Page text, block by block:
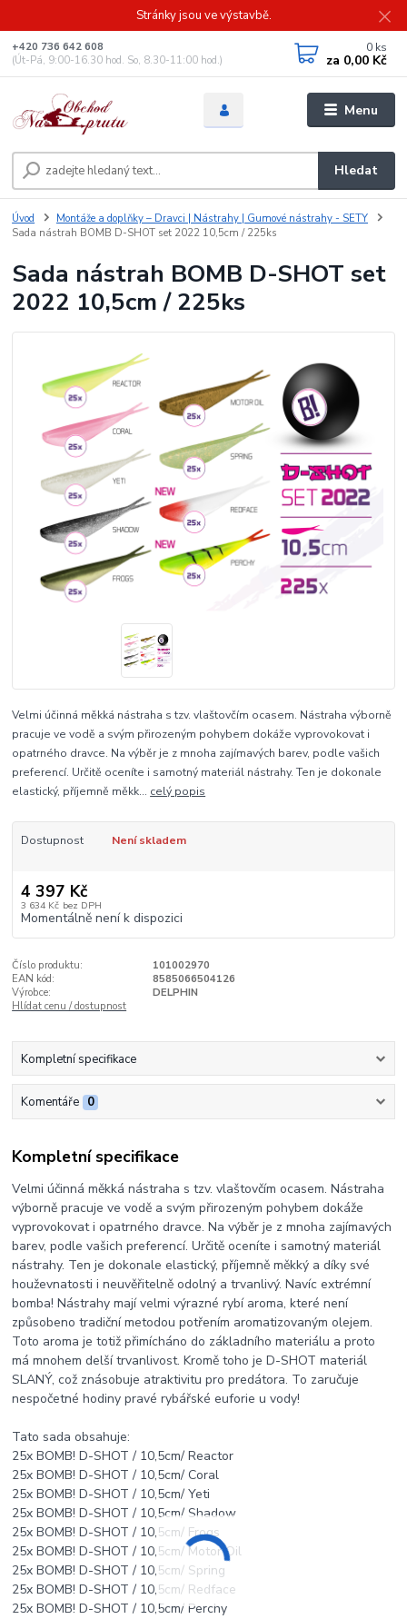
Stránky jsou ve výstavbě.
Menu
Hledat
+420 736 642 608
(Út-Pá, 9:00-16.30 hod. So, 8.30-11:00 hod.)
0 ks
za 0,00 Kč
Úvod
Montáže a doplňky – Dravci | Nástrahy | Gumové nástrahy - SETY
Sada nástrah BOMB D-SHOT set 2022 10,5cm / 225ks
Sada nástrah BOMB D-SHOT set
2022 10,5cm / 225ks
Velmi účinná měkká nástraha s tzv. vlaštovčím ocasem. Nástraha výborně
pracuje ve vodě a svým přirozeným pohybem dokáže vyprovokovat i
opatrného dravce. Na výběr je z mnoha zajímavých barev, podle vašich
preferencí. Určitě oceníte i samotný materiál nástrahy. Ten je dokonale
elastický, příjemně měkk... celý popis
Dostupnost Není skladem
4 397 Kč
3 634 Kč bez DPH
Momentálně není k dispozici
Číslo produktu:
101002970
EAN kód:
8585066504126
Výrobce:
DELPHIN
Hlídat cenu / dostupnost
Kompletní specifikace
Komentáře 0
Kompletní specifikace
Velmi účinná měkká nástraha s tzv. vlaštovčím ocasem. Nástraha
výborně pracuje ve vodě a svým přirozeným pohybem dokáže
vyprovokovat i opatrného dravce. Na výběr je z mnoha zajímavých
barev, podle vašich preferencí. Určitě oceníte i samotný materiál
nástrahy. Ten je dokonale elastický, příjemně měkký a díky své
houževnatosti i neuvěřitelně odolný a trvanlivý. Navíc extrémní
bomba! Nástrahy mají velmi výrazné rybí aroma, které není
způsobeno tradiční metodou potřením aromatizovaným olejem.
Toto aroma je totiž přimícháno do základního materiálu a proto
má mnohem delší trvanlivost. Kromě toho je D-SHOT materiál
SLANÝ, což znásobuje atraktivitu pro predátora. To zaručuje
nespočetné hodiny pravé rybářské euforie u vody!
Tato sada obsahuje:
25x BOMB! D-SHOT / 10,5cm/ Reactor
25x BOMB! D-SHOT / 10,5cm/ Coral
25x BOMB! D-SHOT / 10,5cm/ Yeti
25x BOMB! D-SHOT / 10,5cm/ Shadow
25x BOMB! D-SHOT / 10,5cm/ Frogs
25x BOMB! D-SHOT / 10,5cm/ Motor Oil
25x BOMB! D-SHOT / 10,5cm/ Spring
25x BOMB! D-SHOT / 10,5cm/ Redface
25x BOMB! D-SHOT / 10,5cm/ Perchy